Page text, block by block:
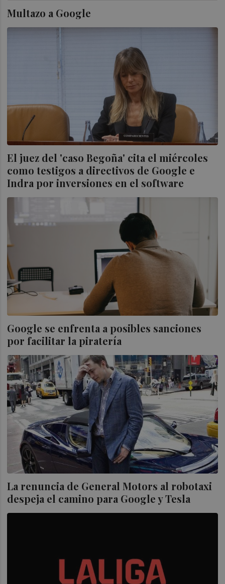
Multazo a Google
El juez del 'caso Begoña' cita el miércoles
como testigos a directivos de Google e
Indra por inversiones en el software
Google se enfrenta a posibles sanciones
por facilitar la piratería
La renuncia de General Motors al robotaxi
despeja el camino para Google y Tesla